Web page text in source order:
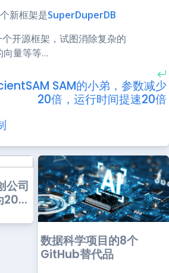
新框架是SuperDuperDB
开源框架，试图消除复杂的
向量等等…
SAM的小弟，参数减少
20倍，运行时间提速20倍
公司
20...
数据科学项目的8个
GitHub替代品